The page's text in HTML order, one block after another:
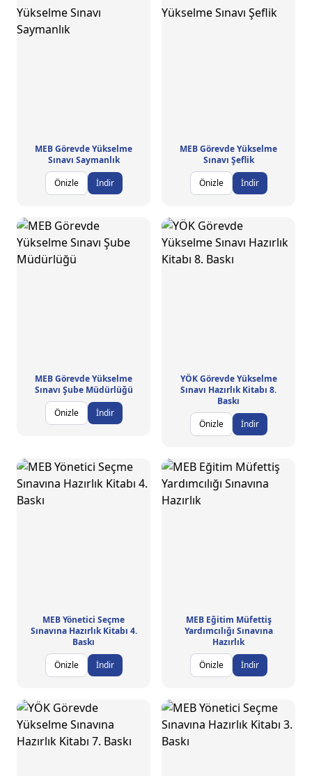
MEB Görevde Yükselme
Sınavı Saymanlık
Önizle
İndir
MEB Görevde Yükselme
Sınavı Şeflik
Önizle
İndir
MEB Görevde Yükselme
Sınavı Şube Müdürlüğü
Önizle
İndir
YÖK Görevde Yükselme
Sınavı Hazırlık Kitabı 8.
Baskı
Önizle
İndir
MEB Yönetici Seçme
Sınavına Hazırlık Kitabı 4.
Baskı
Önizle
İndir
MEB Eğitim Müfettiş
Yardımcılığı Sınavına
Hazırlık
Önizle
İndir